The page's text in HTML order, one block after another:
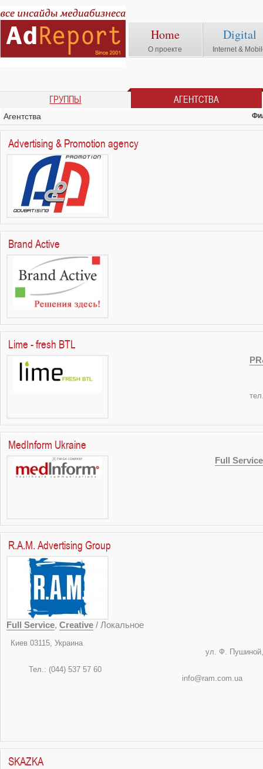
Home
О проекте
Digital
Internet &
ГРУППЫ АГЕНТСТВА
Агентства
Advertising & Promotion agency
Brand Active
Lime - fresh BTL
MedInform Ukraine
Full Service
R.A.M. Advertising Group
Full Service, Creative / Локальное
Киев 03115,
ул. Ф.
Тел.: (044)
SKAZKA